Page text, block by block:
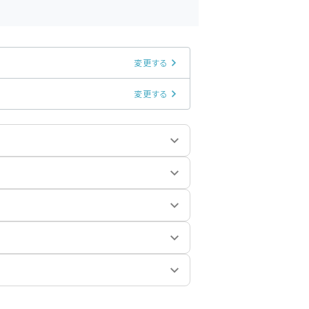
変更する
変更する